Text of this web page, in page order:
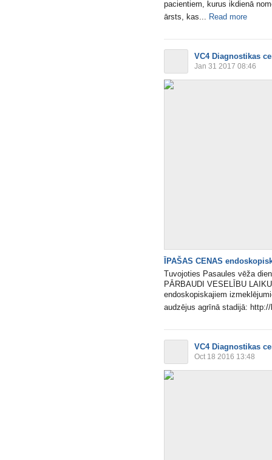
pacientiem, kurus ikdienā
ārsts, kas...
Read more
VC4 Diagnostikas
Jan 31 2017 08:46
ĪPAŠAS CENAS
Tuvojoties Pasaules vēža
PĀRBAUDI VESELĪBU
endoskopiskajiem
audzējus agrīnā stadijā:
VC4 Diagnostikas
Oct 18 2016 13:48